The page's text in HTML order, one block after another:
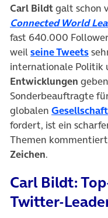
Carl Bildtgalt schon
Connected World
fast 640.000
weilseine Tweets
internationale Politik
Entwicklungen
Sonderbeauftragte
globalen
fordert, ist ein
Themen
Zeichen.
Carl Bildt:
Twitter-